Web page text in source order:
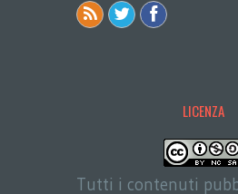
LICENZA
Tutti i contenuti